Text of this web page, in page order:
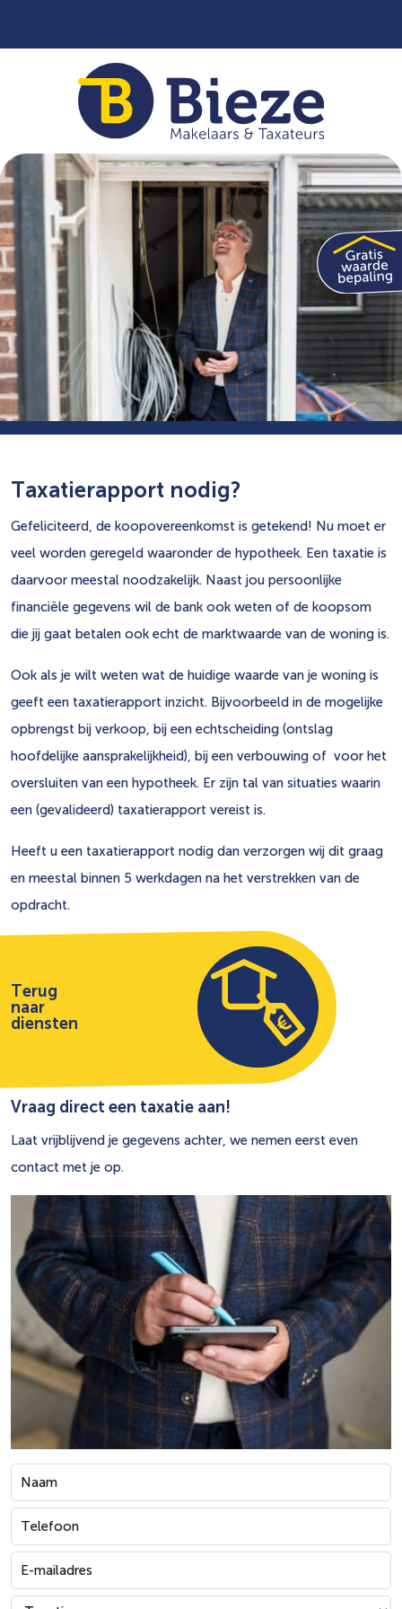
Terug
naar
diensten
Taxatierapport nodig?
Gefeliciteerd, de koopovereenkomst is getekend! Nu moet er
veel worden geregeld waaronder de hypotheek. Een taxatie is
daarvoor meestal noodzakelijk. Naast jou persoonlijke
financiële gegevens wil de bank ook weten of de koopsom
die jij gaat betalen ook echt de marktwaarde van de woning is.
Ook als je wilt weten wat de huidige waarde van je woning is
geeft een taxatierapport inzicht. Bijvoorbeeld in de mogelijke
opbrengst bij verkoop, bij een echtscheiding (ontslag
hoofdelijke aansprakelijkheid), bij een verbouwing of voor het
oversluiten van een hypotheek. Er zijn tal van situaties waarin
een (gevalideerd) taxatierapport vereist is.
Heeft u een taxatierapport nodig dan verzorgen wij dit graag
en meestal binnen 5 werkdagen na het verstrekken van de
opdracht.
Vraag direct een taxatie aan!
Laat vrijblijvend je gegevens achter, we nemen eerst even
contact met je op.
Naam
Telefoon
E-
mailadres
Waar